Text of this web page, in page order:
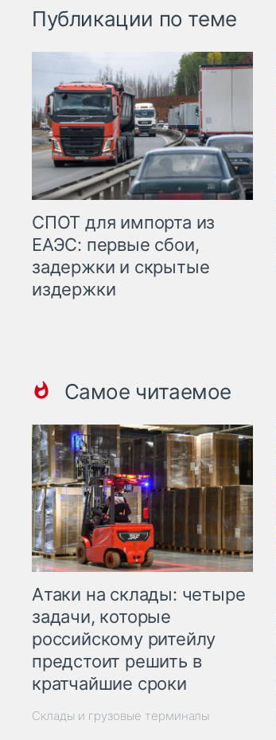
Публикации по теме
СПОТ для импорта из
ЕАЭС: первые сбои,
задержки и скрытые
издержки
Самое читаемое
Атаки на склады: четыре
задачи, которые
российскому ритейлу
предстоит решить в
кратчайшие сроки
Склады и грузовые терминалы